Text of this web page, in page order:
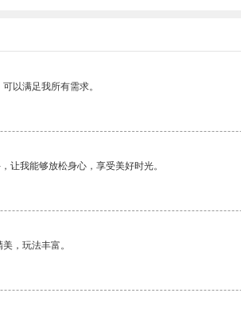
以满足我所有需求。
让我能够放松身心，享受美好时光。
，玩法丰富。